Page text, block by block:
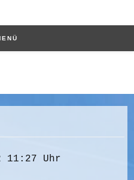
11:27 Uhr